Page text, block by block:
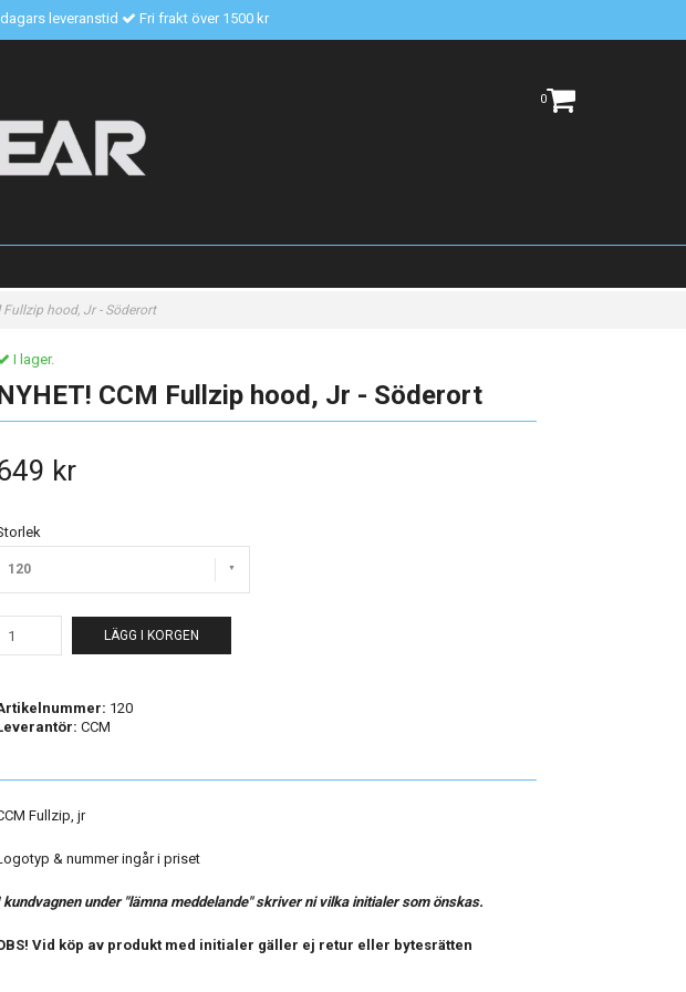
leveranstid Fri frakt över 1500 kr
0
Fullzip hood, Jr - Söderort
I lager.
CCM Fullzip hood, Jr - Söderort
kr
120
LÄGG I KORGEN
120
CCM
Fullzip, jr
& nummer ingår i priset
kundvagnen under "lämna meddelande" skriver ni vilka initialer som önskas.
Vid köp av produkt med initialer gäller ej retur eller bytesrätten